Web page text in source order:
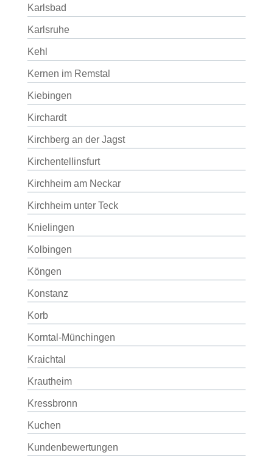
Karlsbad
Karlsruhe
Kehl
Kernen im Remstal
Kiebingen
Kirchardt
Kirchberg an der Jagst
Kirchentellinsfurt
Kirchheim am Neckar
Kirchheim unter Teck
Knielingen
Kolbingen
Köngen
Konstanz
Korb
Korntal-Münchingen
Kraichtal
Krautheim
Kressbronn
Kuchen
Kundenbewertungen